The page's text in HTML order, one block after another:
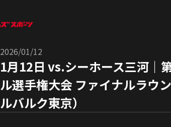
2026/01/12
1月12日 vs.シーホース三河｜
ル選手権大会 ファイナルラウ
ルバルク東京）